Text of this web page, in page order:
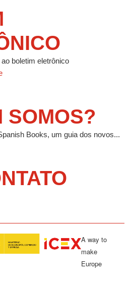
boletim eletrônico
SOMOS?
Books, um guia dos novos...
A way to
make
Europe